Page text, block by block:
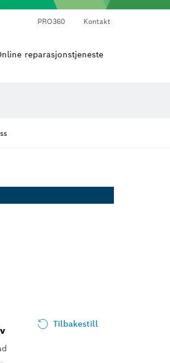
PRO360 Kontakt
reparasjonstjeneste
Tilbakestill